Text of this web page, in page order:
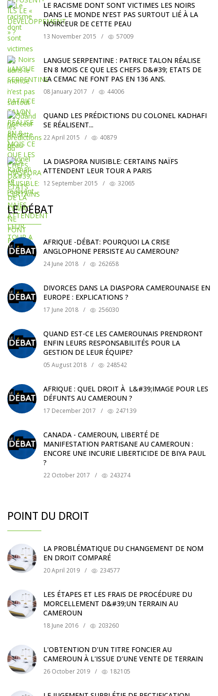
LE RACISME DONT SONT VICTIMES LES NOIRS
DANS LE MONDE N’EST PAS SURTOUT LIÉ À LA
NOIRCEUR DE CETTE PEAU
13 November 2015 / 57009
LANGUE SERPENTINE : PATRICE TALON RÉALISE
EN 8 MOIS CE QUE LES CHEFS D&#39; ETATS DE
LA CEMAC NE FONT PAS EN 136 ANS.
08 January 2017 / 44006
QUAND LES PRÉDICTIONS DU COLONEL KADHAFI
SE RÉALISENT...
22 April 2015 / 40879
LA DIASPORA NUISIBLE: CERTAINS NAÏFS
ATTENDENT LEUR TOUR A PARIS
12 September 2015 / 32065
LE DÉBAT
AFRIQUE -DÉBAT: POURQUOI LA CRISE
ANGLOPHONE PERSISTE AU CAMEROUN?
24 June 2018 / 262658
DIVORCES DANS LA DIASPORA CAMEROUNAISE EN
EUROPE : EXPLICATIONS ?
17 June 2018 / 256030
QUAND EST-CE LES CAMEROUNAIS PRENDRONT
ENFIN LEURS RESPONSABILITÉS POUR LA
GESTION DE LEUR ÉQUIPE?
05 August 2018 / 248542
AFRIQUE : QUEL DROIT À L&#39;IMAGE POUR LES
DÉFUNTS AU CAMEROUN ?
17 December 2017 / 247139
CANADA - CAMEROUN, LIBERTÉ DE
MANIFESTATION PARTISANE AU CAMEROUN :
ENCORE UNE INCURIE LIBERTICIDE DE BIYA PAUL
?
22 October 2017 / 243274
POINT DU DROIT
LA PROBLÉMATIQUE DU CHANGEMENT DE NOM
EN DROIT COMPARÉ
20 April 2019 / 234577
LES ÉTAPES ET LES FRAIS DE PROCÉDURE DU
MORCELLEMENT D&#39;UN TERRAIN AU
CAMEROUN
18 June 2016 / 203260
L'OBTENTION D'UN TITRE FONCIER AU
CAMEROUN À L'ISSUE D'UNE VENTE DE TERRAIN
26 October 2019 / 182105